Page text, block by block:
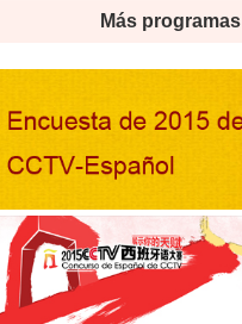
Más programas